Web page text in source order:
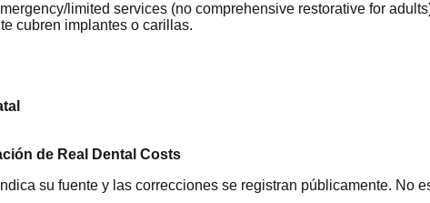
limited services (no comprehensive restorative for
cubren implantes o carillas.
de Real Dental Costs
su fuente y las correcciones se registran públicamente. No